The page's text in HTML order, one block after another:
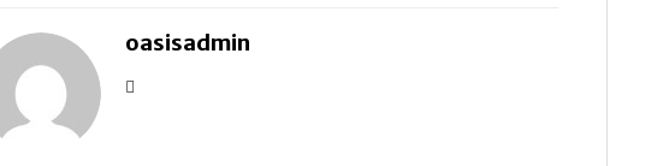
oasisadmin